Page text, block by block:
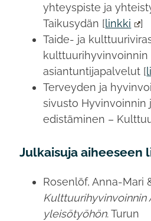
yhteyspiste ja
Taikusydän [linkki
]
Taide- ja
kulttuurihyvinvoinnin
asiantuntijapalvelut [
Terveyden ja
sivusto Hyvinvoinnin
edistäminen –
Julkaisuja aiheeseen
Rosenlöf, Anna-Mari
Kulttuurihyvinvoinnin
yleisötyöhön. Turun